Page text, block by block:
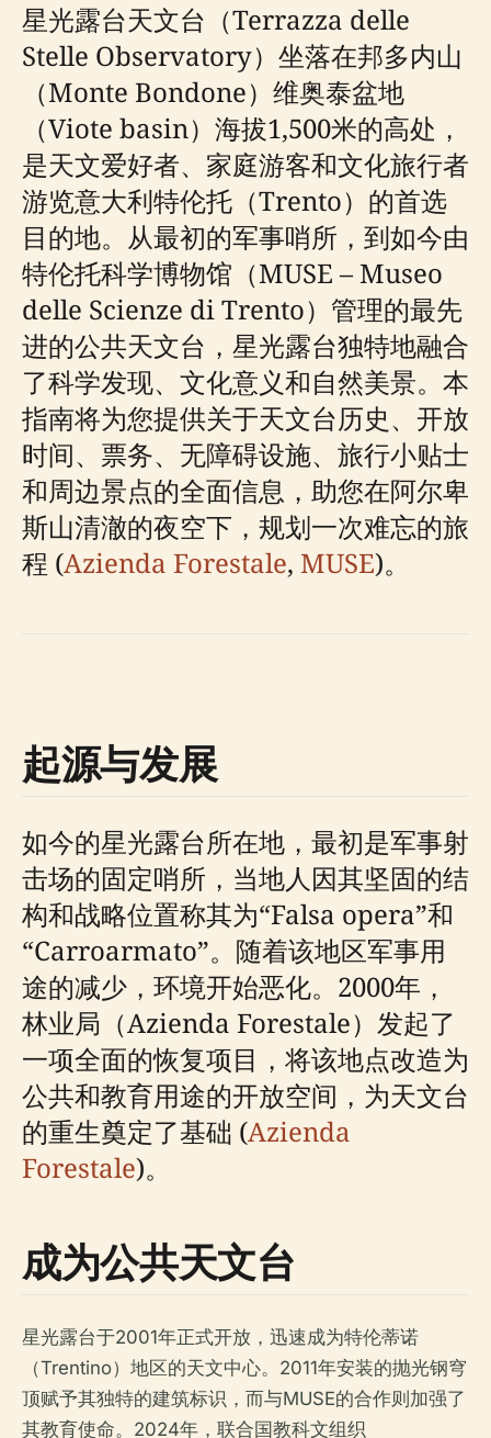
星光露台天文台（Terrazza delle
Stelle Observatory）坐落在邦多内山
（Monte Bondone）维奥泰盆地
（Viote basin）海拔1,500米的高处，
是天文爱好者、家庭游客和文化旅行者
游览意大利特伦托（Trento）的首选
目的地。从最初的军事哨所，到如今由
特伦托科学博物馆（MUSE – Museo
delle Scienze di Trento）管理的最先
进的公共天文台，星光露台独特地融合
了科学发现、文化意义和自然美景。本
指南将为您提供关于天文台历史、开放
时间、票务、无障碍设施、旅行小贴士
和周边景点的全面信息，助您在阿尔卑
斯山清澈的夜空下，规划一次难忘的旅
程 (Azienda Forestale, MUSE)。
起源与发展
如今的星光露台所在地，最初是军事射
击场的固定哨所，当地人因其坚固的结
构和战略位置称其为“Falsa opera”和
“Carroarmato”。随着该地区军事用
途的减少，环境开始恶化。2000年，
林业局（Azienda Forestale）发起了
一项全面的恢复项目，将该地点改造为
公共和教育用途的开放空间，为天文台
的重生奠定了基础 (Azienda
Forestale)。
成为公共天文台
星光露台于2001年正式开放，迅速成为特伦蒂诺
（Trentino）地区的天文中心。2011年安装的抛光钢穹
顶赋予其独特的建筑标识，而与MUSE的合作则加强了
其教育使命。2024年，联合国教科文组织